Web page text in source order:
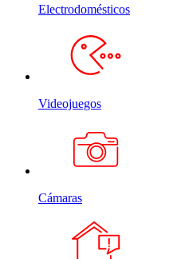
Electrodomésticos
Videojuegos
Cámaras